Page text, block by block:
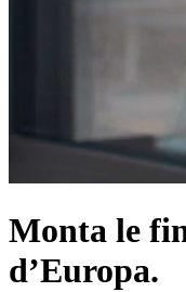
Monta le
d’Europa.